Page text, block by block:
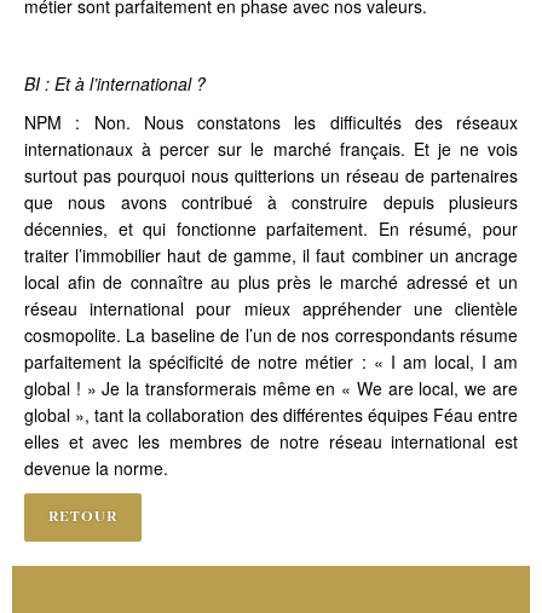
métier sont parfaitement en phase avec nos valeurs.
BI : Et à l’international ?
NPM : Non. Nous constatons les difficultés des réseaux
internationaux à percer sur le marché français. Et je ne vois
surtout pas pourquoi nous quitterions un réseau de partenaires
que nous avons contribué à construire depuis plusieurs
décennies, et qui fonctionne parfaitement. En résumé, pour
traiter l’immobilier haut de gamme, il faut combiner un ancrage
local afin de connaître au plus près le marché adressé et un
réseau international pour mieux appréhender une clientèle
cosmopolite. La baseline de l’un de nos correspondants résume
parfaitement la spécificité de notre métier : « I am local, I am
global ! » Je la transformerais même en « We are local, we are
global », tant la collaboration des différentes équipes Féau entre
elles et avec les membres de notre réseau international est
devenue la norme.
RETOUR